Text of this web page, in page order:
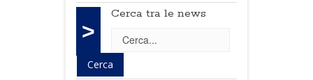
>
Cerca tra le news